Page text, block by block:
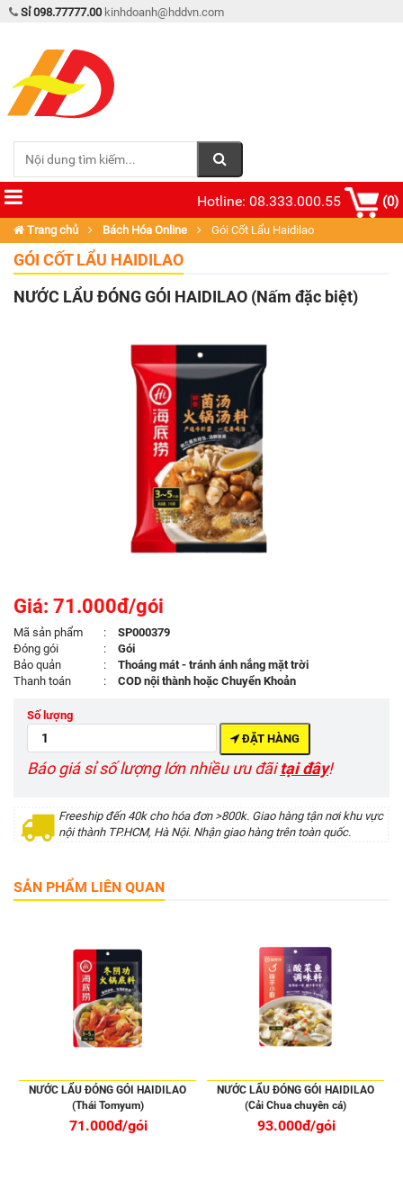
Sỉ 098.77777.00 kinhdoanh@hddvn.com
Hotline: 08.333.000.55 (0)
Trang chủ Bách Hóa Online Gói Cốt Lẩu Haidilao
GÓI CỐT LẨU HAIDILAO
NƯỚC LẨU ĐÓNG GÓI HAIDILAO (Nấm đặc biệt)
Giá: 71.000đ/gói
Mã sản phẩm :
SP000379
Đóng gói
:
Gói
Bảo quản
:
Thoáng mát - tránh ánh nắng mặt trời
Thanh toán
: COD nội thành hoặc Chuyển Khoản
Số lượng
ĐẶT HÀNG
Báo giá sỉ số lượng lớn nhiều ưu đãitại đây!
Freeship đến 40k cho hóa đơn >800k. Giao hàng tận nơi khu vực
nội thành TP.HCM, Hà Nội. Nhận giao hàng trên toàn quốc.
SẢN PHẨM LIÊN QUAN
NƯỚC LẨU ĐÓNG GÓI HAIDILAO
(Thái Tomyum)
71.000đ/gói
NƯỚC LẨU ĐÓNG GÓI HAIDILAO
(Cải Chua chuyên cá)
93.000đ/gói